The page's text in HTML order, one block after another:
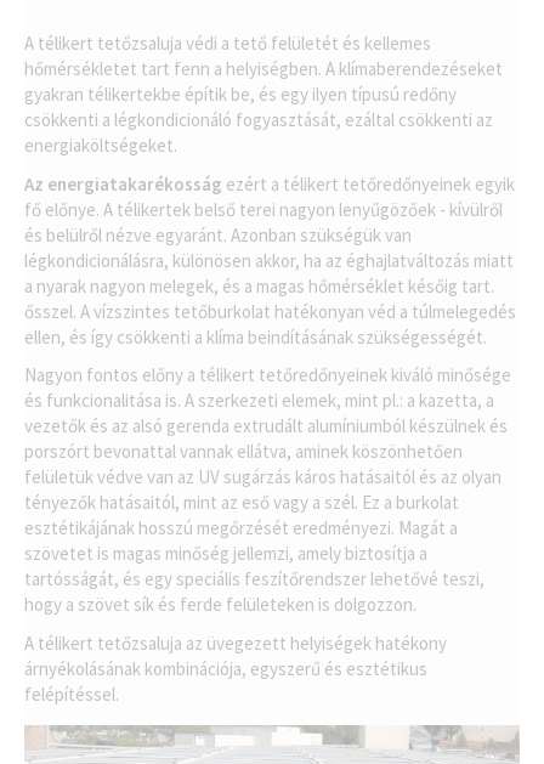
A télikert tetőzsaluja védi a tető felületét és kellemes
hőmérsékletet tart fenn a helyiségben. A klímaberendezéseket
gyakran télikertekbe építik be, és egy ilyen típusú redőny
csökkenti a légkondicionáló fogyasztását, ezáltal csökkenti az
energiaköltségeket.
Az energiatakarékosság ezért a télikert tetőredőnyeinek egyik
fő előnye. A télikertek belső terei nagyon lenyűgözőek - kívülről
és belülről nézve egyaránt. Azonban szükségük van
légkondicionálásra, különösen akkor, ha az éghajlatváltozás miatt
a nyarak nagyon melegek, és a magas hőmérséklet későig tart.
ősszel. A vízszintes tetőburkolat hatékonyan véd a túlmelegedés
ellen, és így csökkenti a klíma beindításának szükségességét.
Nagyon fontos előny a télikert tetőredőnyeinek kiváló minősége
és funkcionalitása is. A szerkezeti elemek, mint pl.: a kazetta, a
vezetők és az alsó gerenda extrudált alumíniumból készülnek és
porszórt bevonattal vannak ellátva, aminek köszönhetően
felületük védve van az UV sugárzás káros hatásaitól és az olyan
tényezők hatásaitól, mint az eső vagy a szél. Ez a burkolat
esztétikájának hosszú megőrzését eredményezi. Magát a
szövetet is magas minőség jellemzi, amely biztosítja a
tartósságát, és egy speciális feszítőrendszer lehetővé teszi,
hogy a szövet sík és ferde felületeken is dolgozzon.
A télikert tetőzsaluja az üvegezett helyiségek hatékony
árnyékolásának kombinációja, egyszerű és esztétikus
felépítéssel.